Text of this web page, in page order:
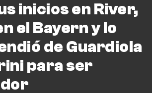
inicios en River,
el Bayern y lo
de Guardiola
para ser